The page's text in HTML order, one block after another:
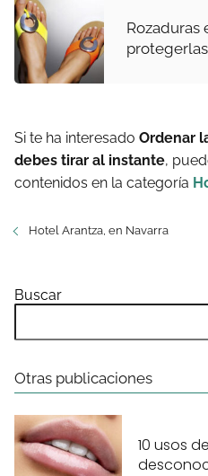
Rozaduras
protegerlas
Si te ha interesado Ordenar
debes tirar al instante,
contenidos en la categoría
Hotel Arantza, en Navarra
Buscar
Otras publicaciones
10 usos